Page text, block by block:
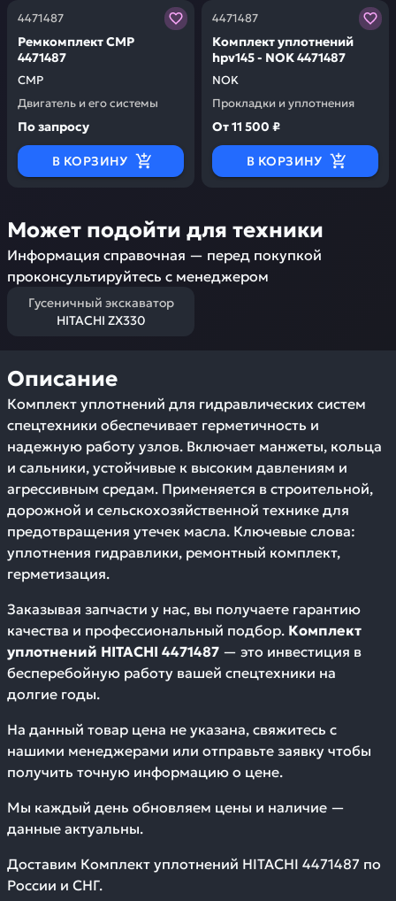
4471487
CMP
Ремкомплект CMP
4471487
Двигатель и его системы
Заказывая запчасти у нас, вы получаете гарантию
По запросу
В КОРЗИНУ
4471487
NOK
Комплект уплотнений
hpv145 - NOK 4471487
Прокладки и уплотнения
Заказывая запчасти у
От11 500 ₽
В КОРЗИНУ
Может подойти для техники
Информация справочная — перед покупкой
проконсультируйтесь с менеджером
Гусеничный экскаватор
HITACHI ZX330
Описание
Комплект уплотнений для гидравлических систем
спецтехники обеспечивает герметичность и
надежную работу узлов. Включает манжеты, кольца
и сальники, устойчивые к высоким давлениям и
агрессивным средам. Применяется в строительной,
дорожной и сельскохозяйственной технике для
предотвращения утечек масла. Ключевые слова:
уплотнения гидравлики, ремонтный комплект,
герметизация.
Заказывая запчасти у нас, вы получаете гарантию
качества и профессиональный подбор. Комплект
уплотнений HITACHI 4471487 — это инвестиция в
бесперебойную работу вашей спецтехники на
долгие годы.
На данный товар цена не указана, свяжитесь с
нашими менеджерами или отправьте заявку чтобы
получить точную информацию о цене.
Мы каждый день обновляем цены и наличие —
данные актуальны.
Доставим Комплект уплотнений HITACHI 4471487 по
России и СНГ.